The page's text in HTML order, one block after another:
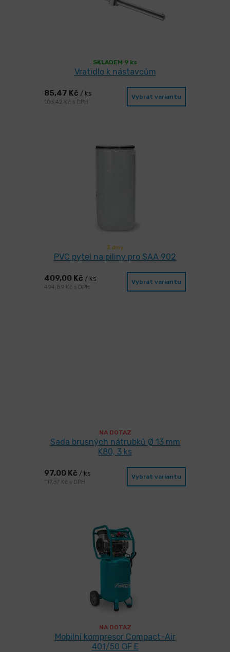
SKLADEM 9 ks
Vratidlo k nástavcům
85,47 Kč / ks
103,42 Kč s DPH
Vybrat variantu
3 dny
PVC pytel na piliny pro SAA 902
409,00 Kč / ks
494,89 Kč s DPH
Vybrat variantu
NA DOTAZ
Sada brusných nátrubků Ø 13 mm
K80, 3 ks
97,00 Kč / ks
117,37 Kč s DPH
Vybrat variantu
NA DOTAZ
Mobilní kompresor Compact-Air
401/50 OF E